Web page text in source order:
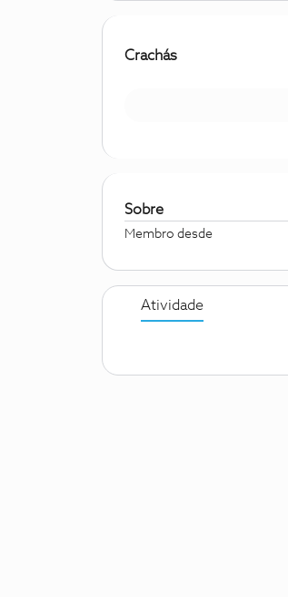
Crachás
Sobre
Membro desde
Atividade